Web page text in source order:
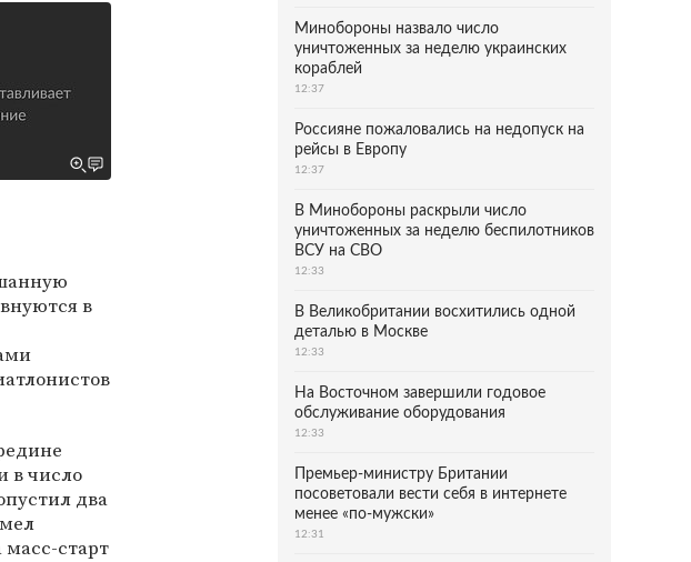
в
в число
два
масс-старт
Минобороны назвало число
уничтоженных за неделю украинских
кораблей
12:37
Россияне пожаловались на недопуск на
рейсы в Европу
12:37
В Минобороны раскрыли число
уничтоженных за неделю беспилотников
ВСУ на СВО
12:33
В Великобритании восхитились одной
деталью в Москве
12:33
На Восточном завершили годовое
обслуживание оборудования
12:33
Премьер-министру Британии
посоветовали вести себя в интернете
менее «по-мужски»
12:31